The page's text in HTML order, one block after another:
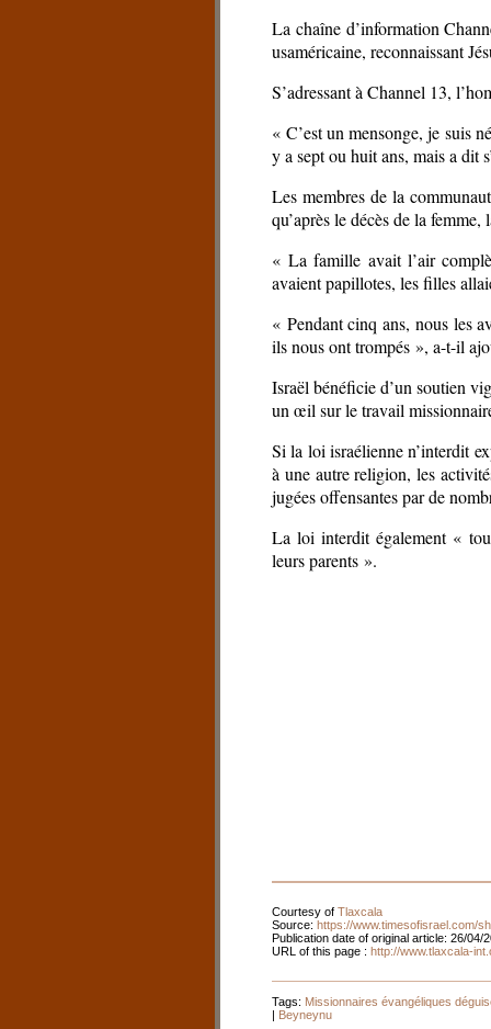
La chaîne d’information
usaméricaine, reconnaissant
S’adressant à Channel 13,
« C’est un mensonge, je suis
y a sept ou huit ans, mais a dit
Les membres de la
qu’après le décès de la
« La famille avait l’air
avaient papillotes, les filles
« Pendant cinq ans, nous les
ils nous ont trompés », a-t-il
Israël bénéficie d’un soutien
un œil sur le travail
Si la loi israélienne n’interdit
à une autre religion, les
jugées offensantes par de
La loi interdit également «
leurs parents ».
Courtesy of Tlaxcala
Source: https://www.timesofisrael.com/
Publication date of original article: 26/04/
URL of this page : http://www.tlaxcala-
Tags: Missionnaires évangéliques
| Beyneynu